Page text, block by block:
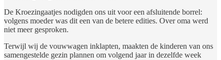
De Kroezingaatjes nodigden ons uit voor een afsluitende borrel:
volgens moeder was dit een van de betere edities. Over oma werd
niet meer gesproken.
Terwijl wij de vouwwagen inklapten, maakten de kinderen van ons
samengestelde gezin plannen om volgend jaar in dezelfde week